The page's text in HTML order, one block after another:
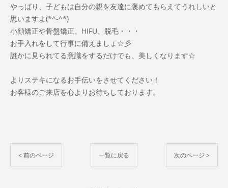
やっぱり、子どもは自分の親を友達に褒めてもらえてうれしいと
思いますよ(*^-^*)
小顔矯正や骨盤矯正、HIFU、脱毛・・・
お手入れをして行事に備えましょ☆彡
誰かに見られてる意識をするだけでも、美しくなります☆
よりステキになるお手伝いをさせてください！
お客様のご来店を心よりお待ちしております。
< 前のページ 一覧に戻る 次のページ >